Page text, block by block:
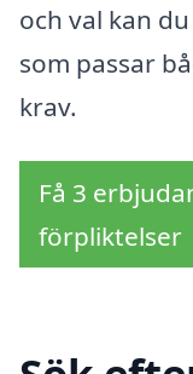
och val kan
som passar
krav.
Få 3
förpliktelser